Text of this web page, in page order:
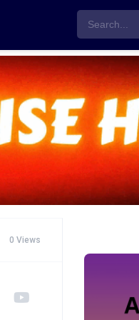
0 Views